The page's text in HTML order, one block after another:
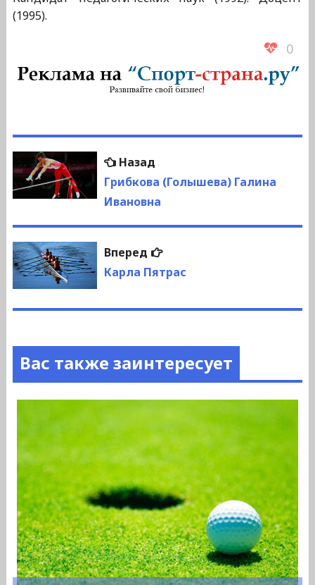
(1995).
0
Навигация
по
НазадПредыдущая
запись:
Грибкова (Голышева) Галина
Ивановна
Вперед
Следующая
запись:
Карла Пятрас
Вас также заинтересует